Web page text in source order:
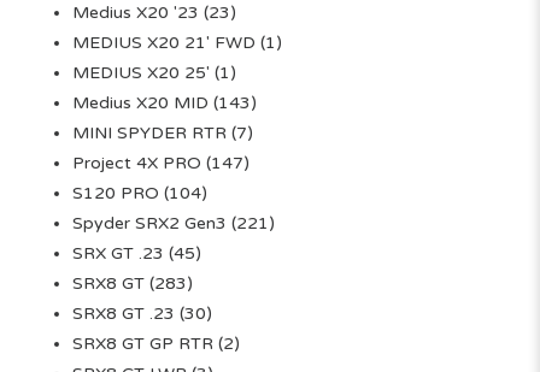
Medius X20 '23 (23)
MEDIUS X20 21' FWD (1)
MEDIUS X20 25' (1)
Medius X20 MID (143)
MINI SPYDER RTR (7)
Project 4X PRO (147)
S120 PRO (104)
Spyder SRX2 Gen3 (221)
SRX GT .23 (45)
SRX8 GT (283)
SRX8 GT .23 (30)
SRX8 GT GP RTR (2)